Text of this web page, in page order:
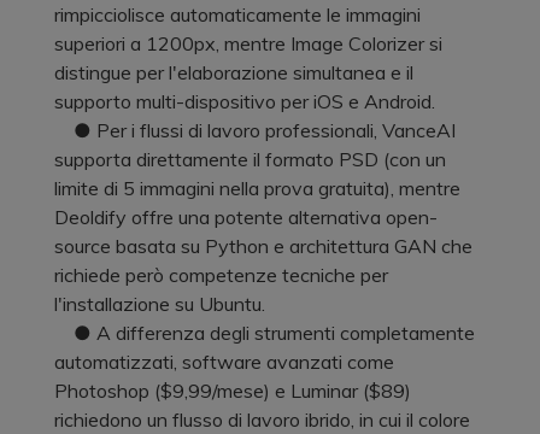
rimpicciolisce automaticamente le immagini
superiori a 1200px, mentre Image Colorizer si
distingue per l'elaborazione simultanea e il
supporto multi-dispositivo per iOS e Android.
● Per i flussi di lavoro professionali, VanceAI
supporta direttamente il formato PSD (con un
limite di 5 immagini nella prova gratuita), mentre
Deoldify offre una potente alternativa open-
source basata su Python e architettura GAN che
richiede però competenze tecniche per
l'installazione su Ubuntu.
● A differenza degli strumenti completamente
automatizzati, software avanzati come
Photoshop ($9,99/mese) e Luminar ($89)
richiedono un flusso di lavoro ibrido, in cui il colore